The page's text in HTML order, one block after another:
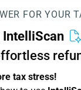
FOR YOUR
IntelliScan
tax stress!